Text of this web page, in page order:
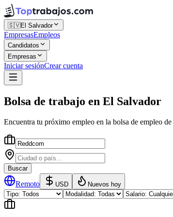
🇸🇻El Salvador
EmpresasEmpleos
Candidatos
Empresas
Iniciar sesiónCrear cuenta
Bolsa de trabajo en El Salvador
Encuentra tu próximo empleo en la bolsa de empleo de
Buscar
Remoto USD Nuevos hoy